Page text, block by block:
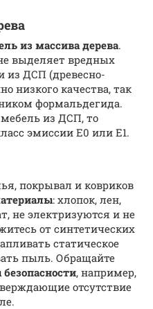
из массива дерева.
выделяет вредных
из ДСП (древесно-
низкого качества, так
формальдегида.
из ДСП, то
эмиссии Е0 или Е1.
покрывал и ковриков
: хлопок, лен,
не электризуются и не
от синтетических
статическое
пыль. Обращайте
, например,
отсутствие